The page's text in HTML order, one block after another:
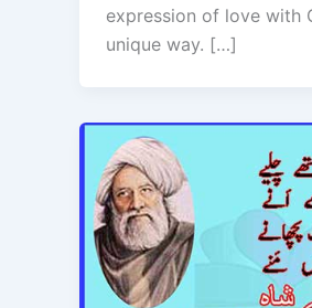
expression of love with
unique way. […]